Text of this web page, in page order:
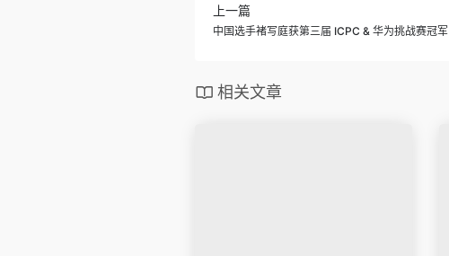
上一篇
中国选手褚写庭获第三届 ICPC & 华为挑战赛冠军
相关文章